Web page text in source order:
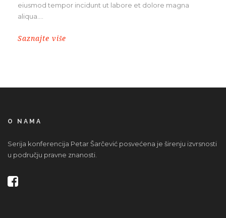
eiusmod tempor incidunt ut labore et dolore magna
aliqua....
Saznajte više
O NAMA
Serija konferencija Petar Šarčević posvećena je širenju izvrsnosti
u području pravne znanosti.